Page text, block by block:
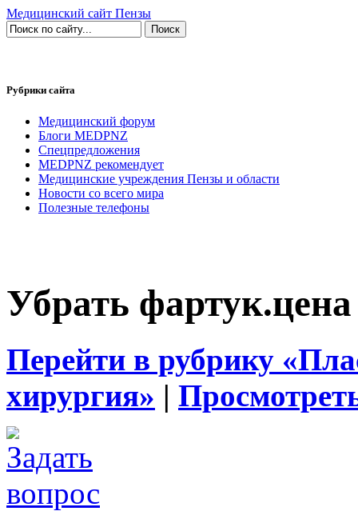
Медицинский сайт Пензы
Рубрики сайта
Медицинский форум
Блоги MEDPNZ
Спецпредложения
MEDPNZ рекомендует
Медицинские учреждения Пензы и области
Новости со всего мира
Полезные телефоны
Убрать фартук.цена
Перейти в рубрику
хирургия» |